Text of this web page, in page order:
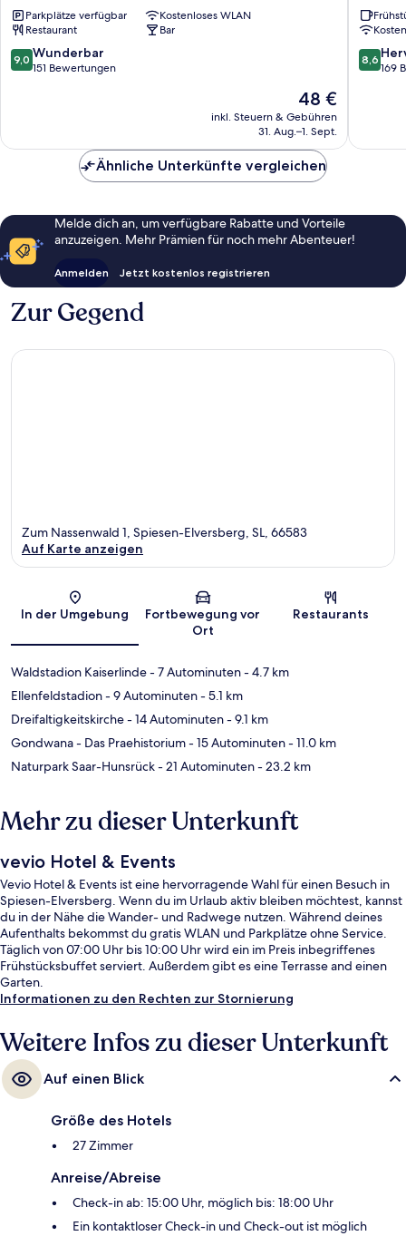
City
Congresshalle
Saarbrücken
Parkplätze verfügbar
Kostenloses WLAN
Restaurant
Bar
9.0
von
9,0 Wunderbar
151 Bewertungen
Der
Preis
beträgt
48 €
inkl. Steuern & Gebühren
31. Aug.–1. Sept.
8.6
von
8,6
169
Ähnliche Unterkünfte vergleichen
Melde dich an, um verfügbare Rabatte und Vorteile
anzuzeigen. Mehr Prämien für noch mehr Abenteuer!
Anmelden Jetzt kostenlos registrieren
Zur Gegend
Karte
Zum Nassenwald 1, Spiesen-Elversberg, SL, 66583
Auf Karte anzeigen
In der Umgebung
Fortbewegung vor
Ort
Restaurants
Waldstadion Kaiserlinde- 7 Autominuten- 4.7 km
Ellenfeldstadion- 9 Autominuten- 5.1 km
Dreifaltigkeitskirche- 14 Autominuten- 9.1 km
Gondwana - Das Praehistorium- 15 Autominuten- 11.0 km
Naturpark Saar-Hunsrück- 21 Autominuten- 23.2 km
Mehr zu dieser Unterkunft
vevio Hotel & Events
Vevio Hotel & Events ist eine hervorragende Wahl für einen Besuch in
Spiesen-Elversberg. Wenn du im Urlaub aktiv bleiben möchtest, kannst
du in der Nähe die Wander- und Radwege nutzen. Während deines
Aufenthalts bekommst du gratis WLAN und Parkplätze ohne Service.
Täglich von 07:00 Uhr bis 10:00 Uhr wird ein im Preis inbegriffenes
Frühstücksbuffet serviert. Außerdem gibt es eine Terrasse and einen
Garten.
Informationen zu den Rechten zur Stornierung
Weitere Infos zu dieser Unterkunft
Auf einen Blick
Größe des Hotels
27 Zimmer
Anreise/Abreise
Check-in ab: 15:00 Uhr, möglich bis: 18:00 Uhr
Ein kontaktloser Check-in und Check-out ist möglich